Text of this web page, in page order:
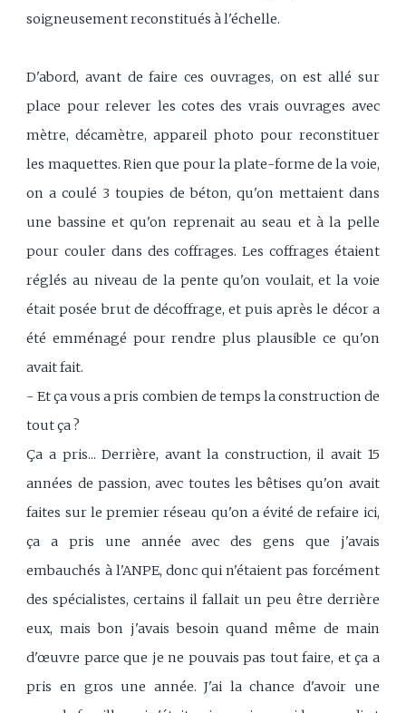
soigneusement reconstitués à l'échelle.
D'abord, avant de faire ces ouvrages, on est allé sur
place pour relever les cotes des vrais ouvrages avec
mètre, décamètre, appareil photo pour reconstituer
les maquettes. Rien que pour la plate-forme de la voie,
on a coulé 3 toupies de béton, qu'on mettaient dans
une bassine et qu'on reprenait au seau et à la pelle
pour couler dans des coffrages. Les coffrages étaient
réglés au niveau de la pente qu'on voulait, et la voie
était posée brut de décoffrage, et puis après le décor a
été emménagé pour rendre plus plausible ce qu'on
avait fait.
- Et ça vous a pris combien de temps la construction de
tout ça ?
Ça a pris... Derrière, avant la construction, il avait 15
années de passion, avec toutes les bêtises qu'on avait
faites sur le premier réseau qu'on a évité de refaire ici,
ça a pris une année avec des gens que j'avais
embauchés à l'ANPE, donc qui n'étaient pas forcément
des spécialistes, certains il fallait un peu être derrière
eux, mais bon j'avais besoin quand même de main
d'œuvre parce que je ne pouvais pas tout faire, et ça a
pris en gros une année. J'ai la chance d'avoir une